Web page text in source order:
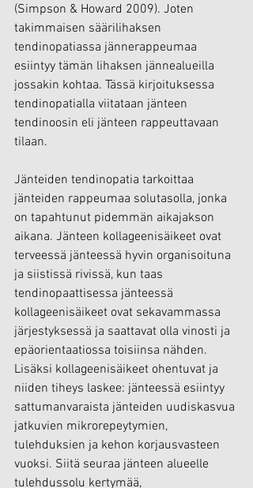
(Simpson & Howard 2009). Joten
takimmaisen säärilihaksen
tendinopatiassa jännerappeumaa
esiintyy tämän lihaksen jännealueilla
jossakin kohtaa. Tässä kirjoituksessa
tendinopatialla viitataan jänteen
tendinoosin eli jänteen rappeuttavaan
tilaan.
Jänteiden tendinopatia tarkoittaa
jänteiden rappeumaa solutasolla, jonka
on tapahtunut pidemmän aikajakson
aikana. Jänteen kollageenisäikeet ovat
terveessä jänteessä hyvin organisoituna
ja siistissä rivissä, kun taas
tendinopaattisessa jänteessä
kollageenisäikeet ovat sekavammassa
järjestyksessä ja saattavat olla vinosti ja
epäorientaatiossa toisiinsa nähden.
Lisäksi kollageenisäikeet ohentuvat ja
niiden tiheys laskee: jänteessä esiintyy
sattumanvaraista jänteiden uudiskasvua
jatkuvien mikrorepeytymien,
tulehduksien ja kehon korjausvasteen
vuoksi. Siitä seuraa jänteen alueelle
tulehdussolu kertymää,